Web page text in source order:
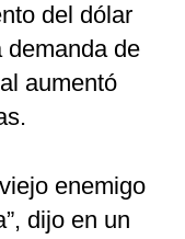
del dólar
demanda de
aumentó
enemigo
dijo en un